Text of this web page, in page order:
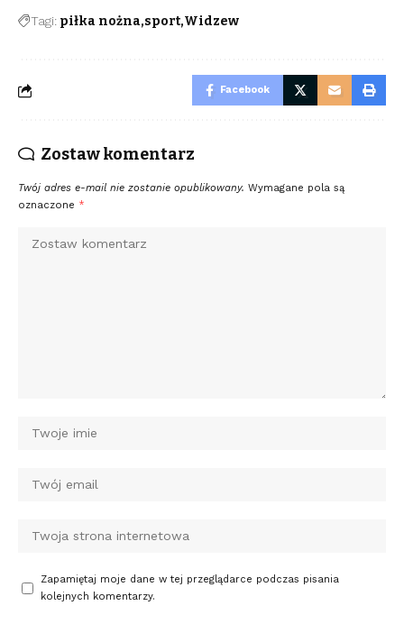
Tagi: piłka nożna sport Widzew
Facebook
Zostaw komentarz
Twój adres e-mail nie zostanie opublikowany. Wymagane pola są
oznaczone *
Zapamiętaj moje dane w tej przeglądarce podczas pisania
kolejnych komentarzy.